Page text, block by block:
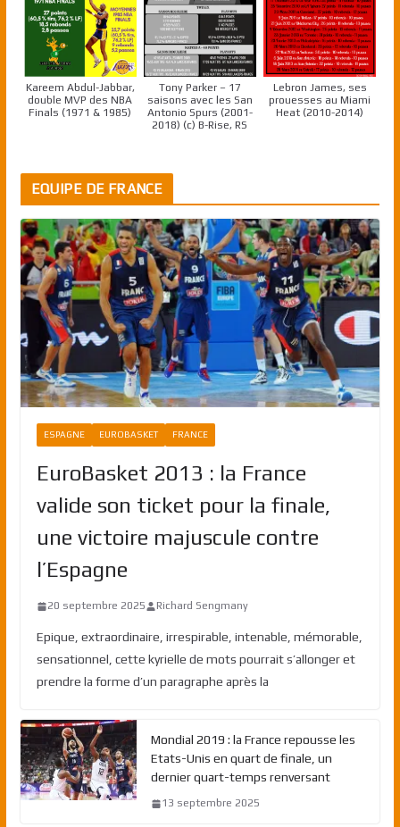
Kareem Abdul-Jabbar,
double MVP des NBA
Finals (1971 & 1985)
Tony Parker – 17
saisons avec les San
Antonio Spurs (2001-
2018) (c) B-Rise, RS
Lebron James, ses
prouesses au Miami
Heat (2010-2014)
EQUIPE DE FRANCE
ESPAGNE EUROBASKET FRANCE
EuroBasket 2013 : la France
valide son ticket pour la finale,
une victoire majuscule contre
l’Espagne
20 septembre 2025 Richard Sengmany
Epique, extraordinaire, irrespirable, intenable, mémorable,
sensationnel, cette kyrielle de mots pourrait s’allonger et
prendre la forme d’un paragraphe après la
Mondial 2019 : la France repousse les
Etats-Unis en quart de finale, un
dernier quart-temps renversant
13 septembre 2025